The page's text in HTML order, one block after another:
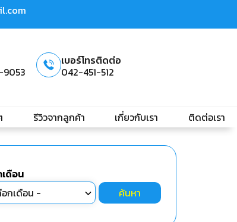
เบอร์โทรติดต่อ
042-451-512
รีวิวจากลูกค้า เกี่ยวกับเรา ติดต่อเรา
เดือน
ค้นหา